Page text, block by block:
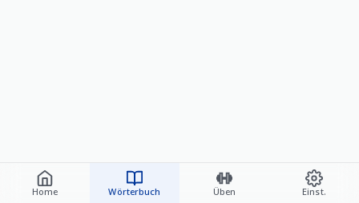
Home Wörterbuch Üben Einst.